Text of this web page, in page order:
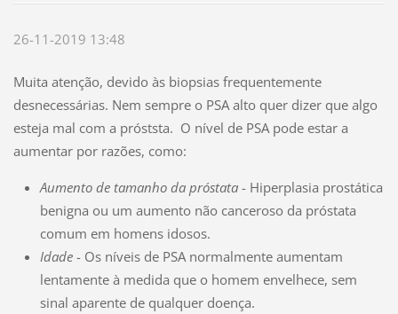
26-11-2019 13:48
Muita atenção, devido às biopsias frequentemente
desnecessárias. Nem sempre o PSA alto quer dizer que algo
esteja mal com a próststa. O nível de PSA pode estar a
aumentar por razões, como:
Aumento de tamanho da próstata- Hiperplasia prostática
benigna ou um aumento não canceroso da próstata
comum em homens idosos.
Idade- Os níveis de PSA normalmente aumentam
lentamente à medida que o homem envelhece, sem
sinal aparente de qualquer doença.